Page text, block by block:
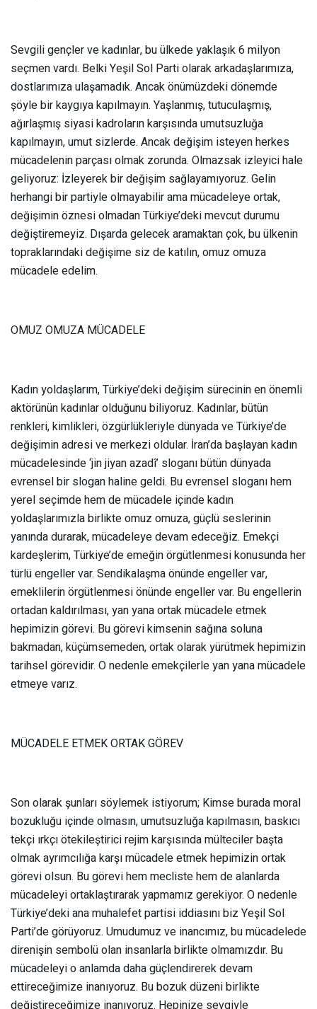
Sevgili gençler ve kadınlar, bu ülkede yaklaşık 6 milyon
seçmen vardı. Belki Yeşil Sol Parti olarak arkadaşlarımıza,
dostlarımıza ulaşamadık. Ancak önümüzdeki dönemde
şöyle bir kaygıya kapılmayın. Yaşlanmış, tutuculaşmış,
ağırlaşmış siyasi kadroların karşısında umutsuzluğa
kapılmayın, umut sizlerde. Ancak değişim isteyen herkes
mücadelenin parçası olmak zorunda. Olmazsak izleyici hale
geliyoruz: İzleyerek bir değişim sağlayamıyoruz. Gelin
herhangi bir partiyle olmayabilir ama mücadeleye ortak,
değişimin öznesi olmadan Türkiye’deki mevcut durumu
değiştiremeyiz. Dışarda gelecek aramaktan çok, bu ülkenin
topraklarındaki değişime siz de katılın, omuz omuza
mücadele edelim.
OMUZ OMUZA MÜCADELE
Kadın yoldaşlarım, Türkiye’deki değişim sürecinin en önemli
aktörünün kadınlar olduğunu biliyoruz. Kadınlar, bütün
renkleri, kimlikleri, özgürlükleriyle dünyada ve Türkiye’de
değişimin adresi ve merkezi oldular. İran’da başlayan kadın
mücadelesinde ‘jin jiyan azadî’ sloganı bütün dünyada
evrensel bir slogan haline geldi. Bu evrensel sloganı hem
yerel seçimde hem de mücadele içinde kadın
yoldaşlarımızla birlikte omuz omuza, güçlü seslerinin
yanında durarak, mücadeleye devam edeceğiz. Emekçi
kardeşlerim, Türkiye’de emeğin örgütlenmesi konusunda her
türlü engeller var. Sendikalaşma önünde engeller var,
emeklilerin örgütlenmesi önünde engeller var. Bu engellerin
ortadan kaldırılması, yan yana ortak mücadele etmek
hepimizin görevi. Bu görevi kimsenin sağına soluna
bakmadan, küçümsemeden, ortak olarak yürütmek hepimizin
tarihsel görevidir. O nedenle emekçilerle yan yana mücadele
etmeye varız.
MÜCADELE ETMEK ORTAK GÖREV
Son olarak şunları söylemek istiyorum; Kimse burada moral
bozukluğu içinde olmasın, umutsuzluğa kapılmasın, baskıcı
tekçi ırkçı ötekileştirici rejim karşısında mülteciler başta
olmak ayrımcılığa karşı mücadele etmek hepimizin ortak
görevi olsun. Bu görevi hem mecliste hem de alanlarda
mücadeleyi ortaklaştırarak yapmamız gerekiyor. O nedenle
Türkiye’deki ana muhalefet partisi iddiasını biz Yeşil Sol
Parti’de görüyoruz. Umudumuz ve inancımız, bu mücadelede
direnişin sembolü olan insanlarla birlikte olmamızdır. Bu
mücadeleyi o anlamda daha güçlendirerek devam
ettireceğimize inanıyoruz. Bu bozuk düzeni birlikte
değiştireceğimize inanıyoruz. Hepinize sevgiyle